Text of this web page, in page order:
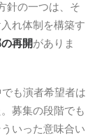
針の一つは、そ
れ体制を構築す
再開がありま
も演者希望者は
募集の段階でも
いった意味合い